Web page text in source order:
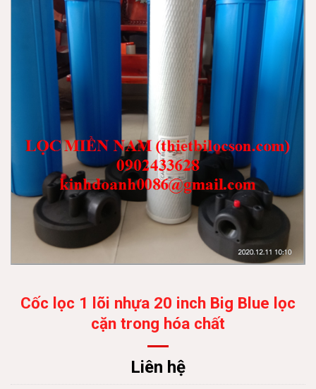
Cốc lọc 1 lõi nhựa 20 inch Big Blue lọc
cặn trong hóa chất
Liên hệ